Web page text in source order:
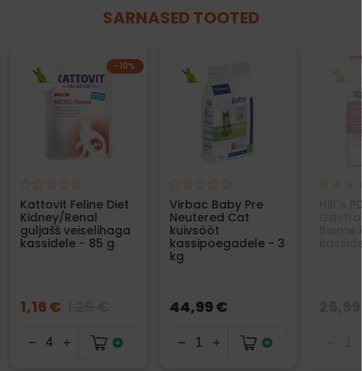
SARNASED TOOTED
−10%
Kattovit Feline Diet
Kidney/Renal
guljašš veiselihaga
kassidele - 85 g
1,16 €
Virbac Baby Pre
Neutered Cat
kuivsööt
kassipoegadele - 3
kg
44,99 €
Hill`s